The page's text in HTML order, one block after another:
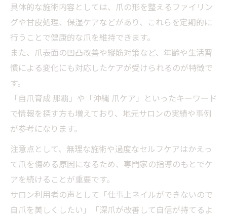
具体的な施術内容としては、爪の形を整えるファイリン
グや甘皮処理、保湿ケアなどがあり、これらを定期的に
行うことで健康的な爪を維持できます。
また、爪表面の凹凸改善や縦筋対策など、年齢や生活習
慣による変化にも対応したケアが受けられるのが特徴で
す。
「自爪育成 那覇」や「沖縄 爪ケア」といったキーワード
で情報を探す方も増えており、地元サロンの実績や事例
が参考になります。
注意点として、無理な施術や過度なセルフケアはかえっ
て爪を傷める原因になるため、専門家の指導のもとでケ
アを続けることが重要です。
サロン利用者の声として「仕事上ネイルができないので
自爪を美しくしたい」「深爪が改善して自信が持てるよ